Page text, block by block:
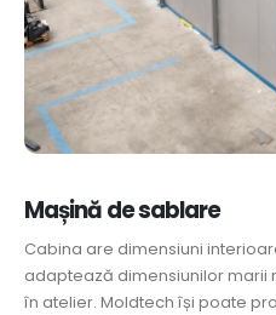
Mașină de sablare
Cabina are dimensiuni
adaptează dimensiunilor
în atelier. Moldtech își poate